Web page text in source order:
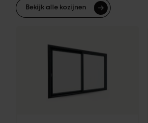
Bekijk alle kozijnen